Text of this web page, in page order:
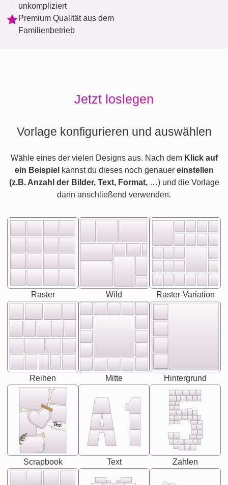
unkompliziert
Premium Qualität aus dem
Familienbetrieb
Jetzt loslegen
Vorlage konfigurieren und auswählen
Wähle eines der vielen Designs aus. Nach dem Klick auf
ein Beispiel kannst du dieses noch genauer einstellen
(z.B. Anzahl der Bilder, Text, Format,…) und die Vorlage
dann anschließend verwenden.
Raster Wild Raster-Variation
Reihen Mitte Hintergrund
Text
Scrapbook Text Zahlen